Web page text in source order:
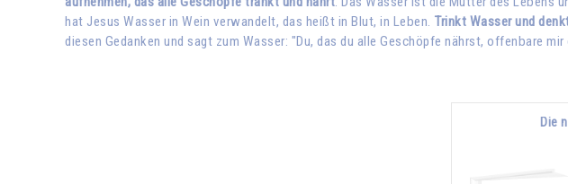
hat Jesus Wasser in Wein verwandelt, das heißt in Blut, in Leben. Trinkt Wasser und
diesen Gedanken und sagt zum Wasser: "Du, das du alle Geschöpfe nährst, offenbare
Die